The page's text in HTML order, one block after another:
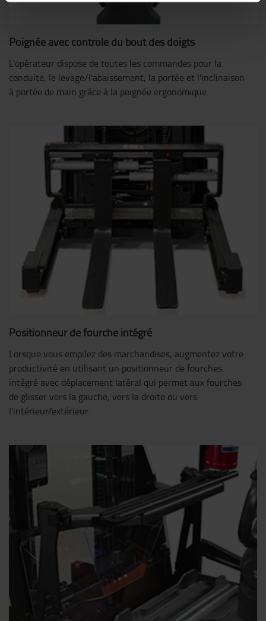
Poignée avec contrôle du bout des doigts
L'opérateur dispose de toutes les commandes pour la
conduite, le levage/l'abaissement, la portée et l'inclinaison
à portée de main grâce à la poignée ergonomique.
Positionneur de fourche intégré
Lorsque vous empilez des marchandises, augmentez votre
productivité en utilisant un positionneur de fourches
intégré avec déplacement latéral qui permet aux fourches
de glisser vers la gauche, vers la droite ou vers
l'intérieur/extérieur.